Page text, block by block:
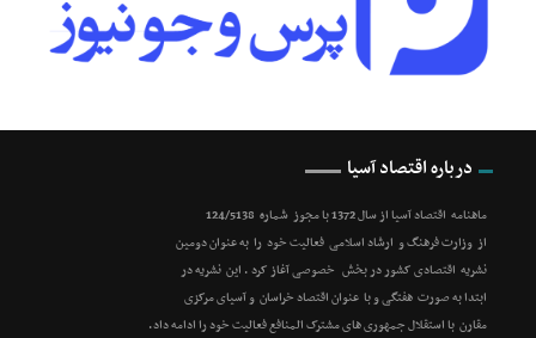
درباره اقتصاد آسیا
ماهنامه اقتصاد آسیا از سال 1372 با مجوز شماره 124/5138
از وزارت فرهنگ و ارشاد اسلامی فعالیت خود را به عنوان دومین
نشریه اقتصادی کشور در بخش خصوصی آغاز کرد . این نشریه در
ابتدا به صورت هفتگی و با عنوان اقتصاد خراسان و آسیای مرکزی
مقارن با استقلال جمهوری های مشترک المنافع فعالیت خود را ادامه داد.